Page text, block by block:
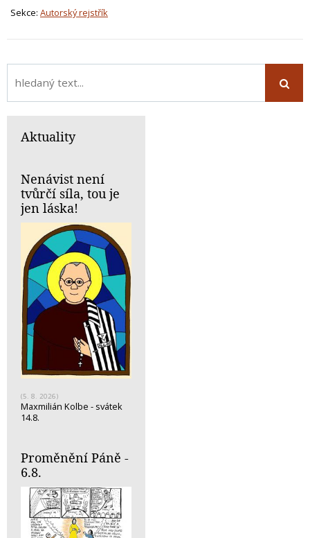
Sekce: Autorský rejstřík
Aktuality
Nenávist není
tvůrčí síla, tou je
jen láska!
(5. 8. 2026)
Maxmilián Kolbe - svátek
14.8.
Proměnění Páně -
6.8.